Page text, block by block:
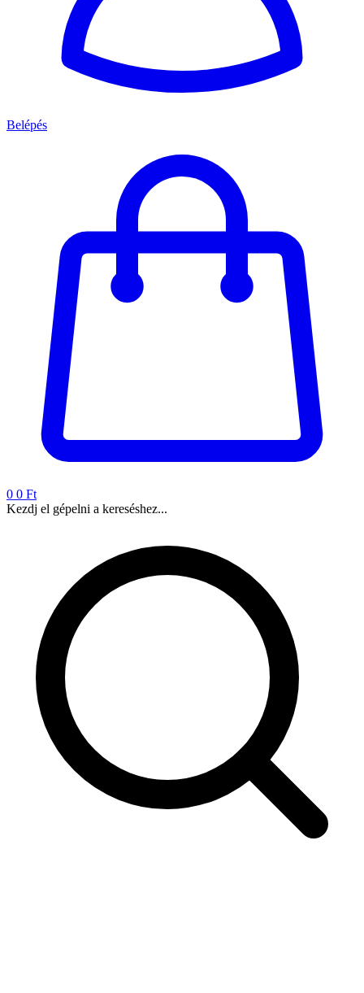
Belépés
0 0 Ft
Kezdj el gépelni a kereséshez...